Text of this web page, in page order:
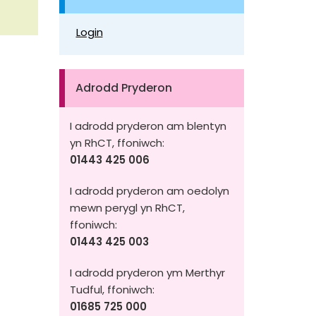
Login
Adrodd Pryderon
I adrodd pryderon am blentyn
yn RhCT, ffoniwch:
01443 425 006
I adrodd pryderon am oedolyn
mewn perygl yn RhCT,
ffoniwch:
01443 425 003
I adrodd pryderon ym Merthyr
Tudful, ffoniwch:
01685 725 000